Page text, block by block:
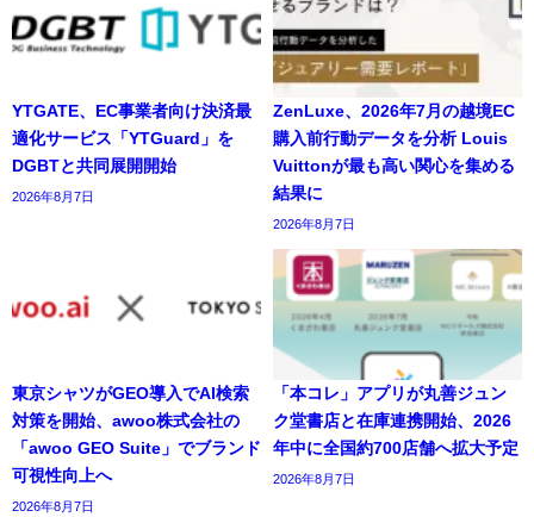
YTGATE、EC事業者向け決済最
適化サービス「YTGuard」を
DGBTと共同展開開始
2026年8月7日
ZenLuxe、2026年7月の越境EC
購入前行動データを分析 Louis
Vuittonが最も高い関心を集める
結果に
2026年8月7日
東京シャツがGEO導入でAI検索
対策を開始、awoo株式会社の
「awoo GEO Suite」でブランド
可視性向上へ
2026年8月7日
「本コレ」アプリが丸善ジュン
ク堂書店と在庫連携開始、2026
年中に全国約700店舗へ拡大予定
2026年8月7日